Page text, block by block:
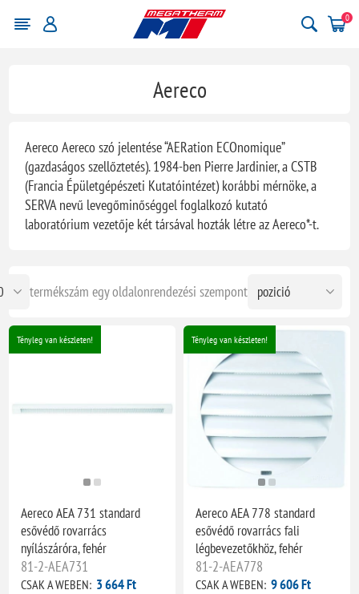
0
Aereco
Aereco Aereco szó jelentése “AERation ECOnomique”
(gazdaságos szellőztetés). 1984-ben Pierre Jardinier, a CSTB
(Francia Épületgépészeti Kutatóintézet) korábbi mérnöke, a
SERVA nevű levegőminőséggel foglalkozó kutató
laboratórium vezetője két társával hozták létre az Aereco*-t.
rendezési szempont
termékszám egy oldalon
Tényleg van készleten!
Aereco AEA 731 standard
esővédő rovarrács
nyílászáróra, fehér
81-2-AEA731
CSAK A WEBEN: 3 664 Ft
Tényleg van készleten!
Aereco AEA 778 standard
esővédő rovarrács fali
légbevezetőkhöz, fehér
81-2-AEA778
CSAK A WEBEN: 9 606 Ft